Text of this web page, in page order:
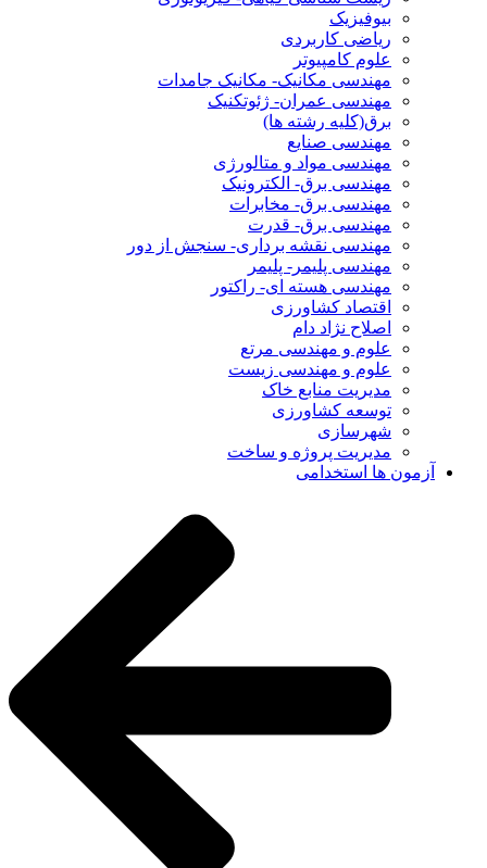
بیوفیزیک
ریاضی کاربردی
علوم کامپیوتر
مهندسی مکانیک- مکانیک جامدات
مهندسی عمران- ژئوتکنیک
برق(کلیه رشته ها)
مهندسی صنایع
مهندسی مواد و متالورژی
مهندسی برق- الکترونیک
مهندسی برق- مخابرات
مهندسی برق- قدرت
مهندسی نقشه برداری- سنجش از دور
مهندسی پلیمر- پلیمر
مهندسی هسته ای- راکتور
اقتصاد کشاورزی
اصلاح نژاد دام
علوم و مهندسی مرتع
علوم و مهندسی زیست
مدیریت منابع خاک
توسعه کشاورزی
شهرسازی
مدیریت پروژه و ساخت
آزمون ها استخدامی